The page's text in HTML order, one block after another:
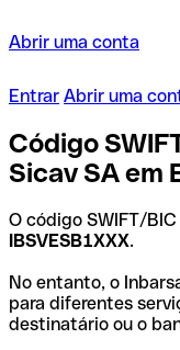
Abrir uma conta
Entrar Abrir uma
Código
Sicav SA em
O código SWIFT/
IBSVESB1XXX.
No entanto, o
para diferentes
destinatário ou o